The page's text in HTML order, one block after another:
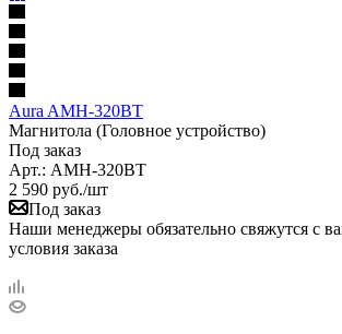
Aura AMH-320BT
Магнитола (Головное устройство)
Под заказ
Арт.: AMH-320BT
2 590 руб./шт
Под заказ
Наши менеджеры обязательно свяжутся с
условия заказа